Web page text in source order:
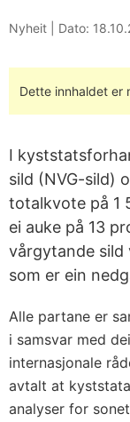
Nyheit | Dato:
Dette innhaldet er
I
sild (NVG-sild)
totalkvote på 1
ei auke på 13
vårgytande
som er ein
Alle partane er
i samsvar med
internasjonale
avtalt at
analyser for